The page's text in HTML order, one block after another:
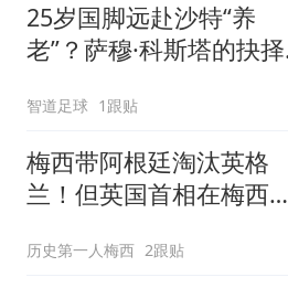
25岁国脚远赴沙特“养
老”？萨穆·科斯塔的抉择
智道足球 1跟贴
梅西带阿根廷淘汰英格
兰！但英国首相在梅西和
历史第一人梅西 2跟贴